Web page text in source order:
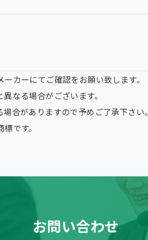
カーにてご確認をお願い致します。
なる場合がございます。
合がありますので予めご了承下さい。
です。
お問い合わせ